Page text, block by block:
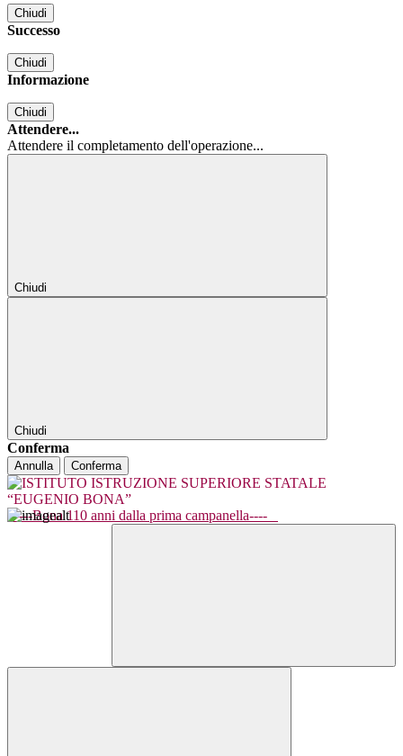
Chiudi
Successo
Chiudi
Informazione
Chiudi
Attendere...
Attendere il completamento dell'operazione...
Chiudi
Chiudi
Conferma
Annulla Conferma
----Bona 110 anni dalla prima campanella----